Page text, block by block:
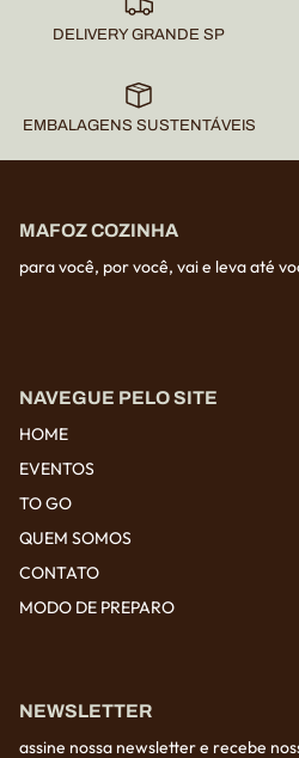
DELIVERY GRANDE SP
EMBALAGENS SUSTENTÁVEIS
MAFOZ COZINHA
para você, por você, vai e leva até
NAVEGUE PELO SITE
HOME
EVENTOS
TO GO
QUEM SOMOS
CONTATO
MODO DE PREPARO
NEWSLETTER
assine nossa newsletter e recebe